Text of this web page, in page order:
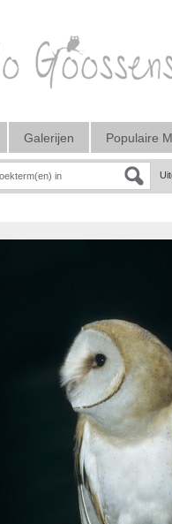
Galerijen Populaire